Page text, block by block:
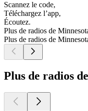
Scannez le code,
Téléchargez l’app,
Écoutez.
Plus de radios de
Plus de radios de
Plus de radios